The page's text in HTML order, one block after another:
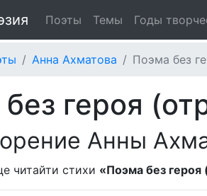
Поэты Темы Годы
Анна Ахматова Поэма без
героя
Анны
читайти стихи «Поэма без